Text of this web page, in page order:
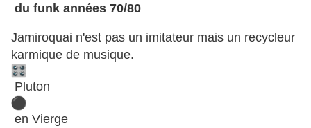
du funk années 70/80
Jamiroquai n'est pas un imitateur mais un recycleur
karmique de musique.
Pluton
en Vierge